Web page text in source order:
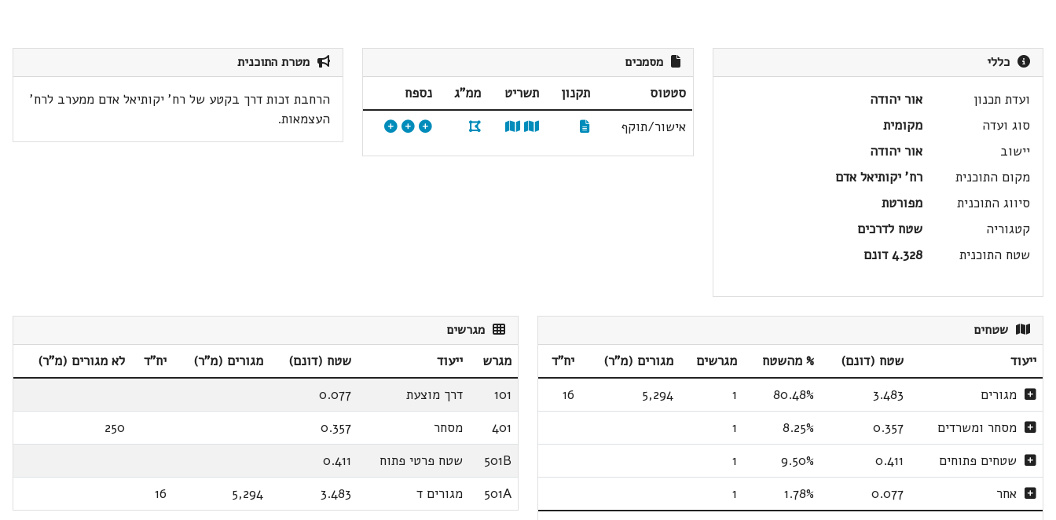
כללי
ועדת תכנון
אור יהודה
סוג ועדה
מקומית
יישוב
אור יהודה
מקום התוכנית
רח' יקותיאל אדם
סיווג התוכנית
מפורטת
קטגוריה
שטח לדרכים
שטח התוכנית
4.328 דונם
מסמכים
סטטוס תקנון תשריט ממ"ג
נספח
אישור/תוקף
מטרת התוכנית
הרחבת זכות דרך בקטע של רח' יקותיאל אדם ממערב לרח'
העצמאות.
שטחים
ייעוד שטח (דונם) % מהשטח מגרשים מגורים (מ"ר)
יח"ד
מגורים
3.483
80.48%
1
5,294
16
מסחר ומשרדים
0.357
8.25%
1
שטחים פתוחים
0.411
9.50%
1
אחר
0.077
1.78%
1
מגרשים
מגרש ייעוד שטח (דונם) מגורים (מ"ר) יח"ד
לא מגורים (מ"ר)
101
דרך מוצעת
0.077
401
מסחר 0.357
250
501B
שטח פרטי פתוח
0.411
501A
מגורים ד 3.483
5,294
16